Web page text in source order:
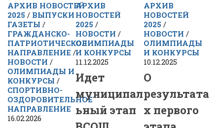
АРХИВ НОВОСТЕЙ
2025 / ВЫПУСКИ
ГАЗЕТЫ /
ГРАЖДАНСКО-
ПАТРИОТИЧЕСКОЕ
НАПРАВЛЕНИЕ /
НОВОСТИ /
ОЛИМПИАДЫ И
КОНКУРСЫ /
СПОРТИВНО-
ОЗДОРОВИТЕЛЬНОЕ
НАПРАВЛЕНИЕ
16.02.2026
АРХИВ
НОВОСТЕЙ
2025 /
НОВОСТИ /
ОЛИМПИАДЫ
И КОНКУРСЫ
11.12.2025
Идет
муниципал
ьный этап
АРХИВ
НОВОСТЕЙ
2025 /
НОВОСТИ /
ОЛИМПИАДЫ
И КОНКУРСЫ
10.12.2025
О
результата
х первого